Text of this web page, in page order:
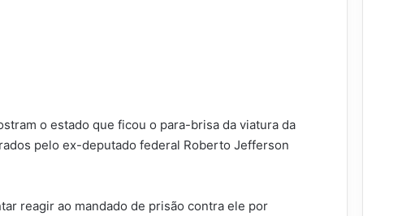
o estado que ficou o para-brisa da viatura da
pelo ex-deputado federal Roberto Jefferson
reagir ao mandado de prisão contra ele por